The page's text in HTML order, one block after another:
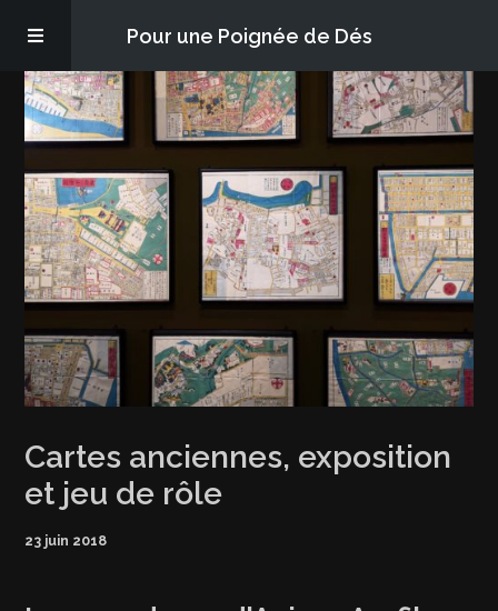
Pour une Poignée de Dés
Les épisodes
PQD2P
S’abonner
Blog
À propos
Cartes anciennes, exposition
et jeu de rôle
23 juin 2018